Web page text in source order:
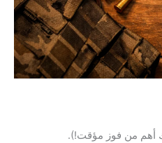
من فوز مؤقت!).